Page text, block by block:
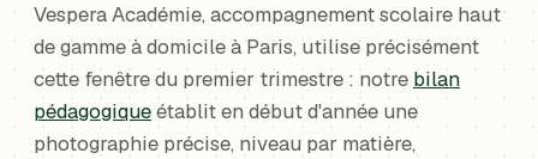
Vespera Académie, accompagnement scolaire haut
de gamme à domicile à Paris, utilise précisément
cette fenêtre du premier trimestre : notre bilan
pédagogiqueétablit en début d'année une
photographie précise, niveau par matière,